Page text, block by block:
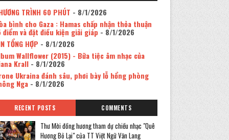
TRÌNH 60 PHÚT - 8/1/2026
bình cho Gaza : Hamas chấp nhận thỏa thuận
điểm và đặt điều kiện giải giáp - 8/1/2026
TỔNG HỢP - 8/1/2026
Wallflower (2015) - Bữa tiệc âm nhạc của
Krall- 8/1/2026
Ukraina đánh sâu, phơi bày lỗ hổng phòng
Nga- 8/1/2026
RECENT POSTS COMMENTS
Thư Mời đồng hương tham dự chiều nhạc "Quê
Hương Bỏ Lại" của TT Việt Ngữ Văn Lang